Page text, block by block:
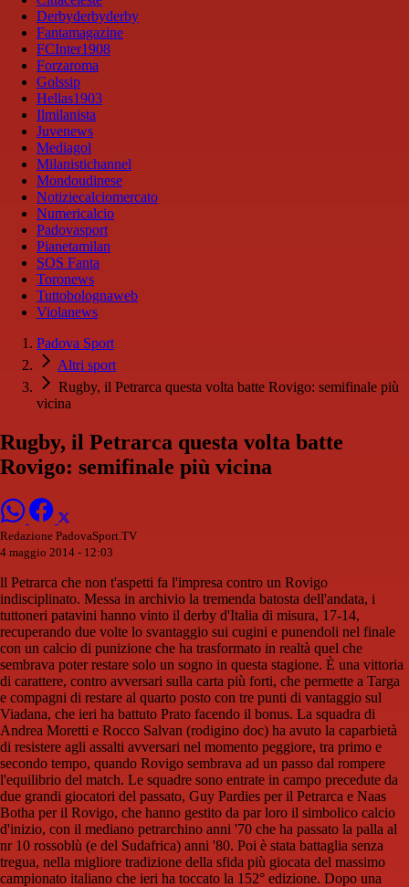
Derbyderbyderby
Fantamagazine
FCInter1908
Forzaroma
Golssip
Hellas1903
Ilmilanista
Juvenews
Mediagol
Milanistichannel
Mondoudinese
Notiziecalciomercato
Numericalcio
Padovasport
Pianetamilan
SOS Fanta
Toronews
Tuttobolognaweb
Violanews
Padova Sport
Altri sport
Rugby, il Petrarca questa volta batte Rovigo: semifinale più
vicina
Rugby, il Petrarca questa volta batte
Rovigo: semifinale più vicina
Redazione PadovaSport.TV
4 maggio 2014 - 12:03
ll Petrarca che non t'aspetti fa l'impresa contro un Rovigo
indisciplinato. Messa in archivio la tremenda batosta dell'andata, i
tuttoneri patavini hanno vinto il derby d'Italia di misura, 17-14,
recuperando due volte lo svantaggio sui cugini e punendoli nel finale
con un calcio di punizione che ha trasformato in realtà quel che
sembrava poter restare solo un sogno in questa stagione. È una vittoria
di carattere, contro avversari sulla carta più forti, che permette a Targa
e compagni di restare al quarto posto con tre punti di vantaggio sul
Viadana, che ieri ha battuto Prato facendo il bonus. La squadra di
Andrea Moretti e Rocco Salvan (rodigino doc) ha avuto la caparbietà
di resistere agli assalti avversari nel momento peggiore, tra primo e
secondo tempo, quando Rovigo sembrava ad un passo dal rompere
l'equilibrio del match. Le squadre sono entrate in campo precedute da
due grandi giocatori del passato, Guy Pardies per il Petrarca e Naas
Botha per il Rovigo, che hanno gestito da par loro il simbolico calcio
d'inizio, con il mediano petrarchino anni '70 che ha passato la palla al
nr 10 rossoblù (e del Sudafrica) anni '80. Poi è stata battaglia senza
tregua, nella migliore tradizione della sfida più giocata del massimo
campionato italiano che ieri ha toccato la 152° edizione. Dopo una